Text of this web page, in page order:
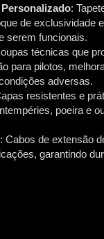
:
de exclusividade
serem funcionais.
técnicas que
para pilotos,
adversas.
resistentes e
poeira e
: Cabos de extensão
garantindo